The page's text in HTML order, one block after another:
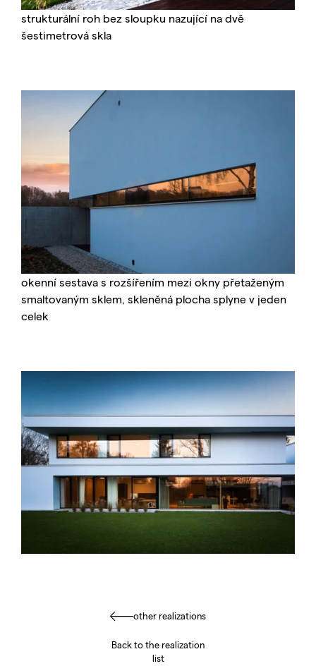
strukturální roh bez sloupku nazující na dvě
šestimetrová skla
okenní sestava s rozšířením mezi okny přetaženým
smaltovaným sklem, skleněná plocha splyne v jeden
celek
other realizations
Back to the realization
list